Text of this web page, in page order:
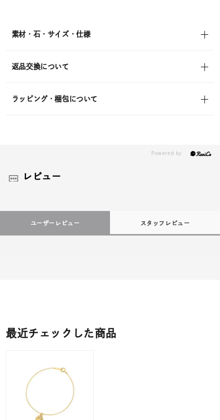
素材・石・サイズ・仕様
返品交換について
ラッピング・梱包について
レビュー
ユーザーレビュー スタッフレビュー
最近チェックした商品